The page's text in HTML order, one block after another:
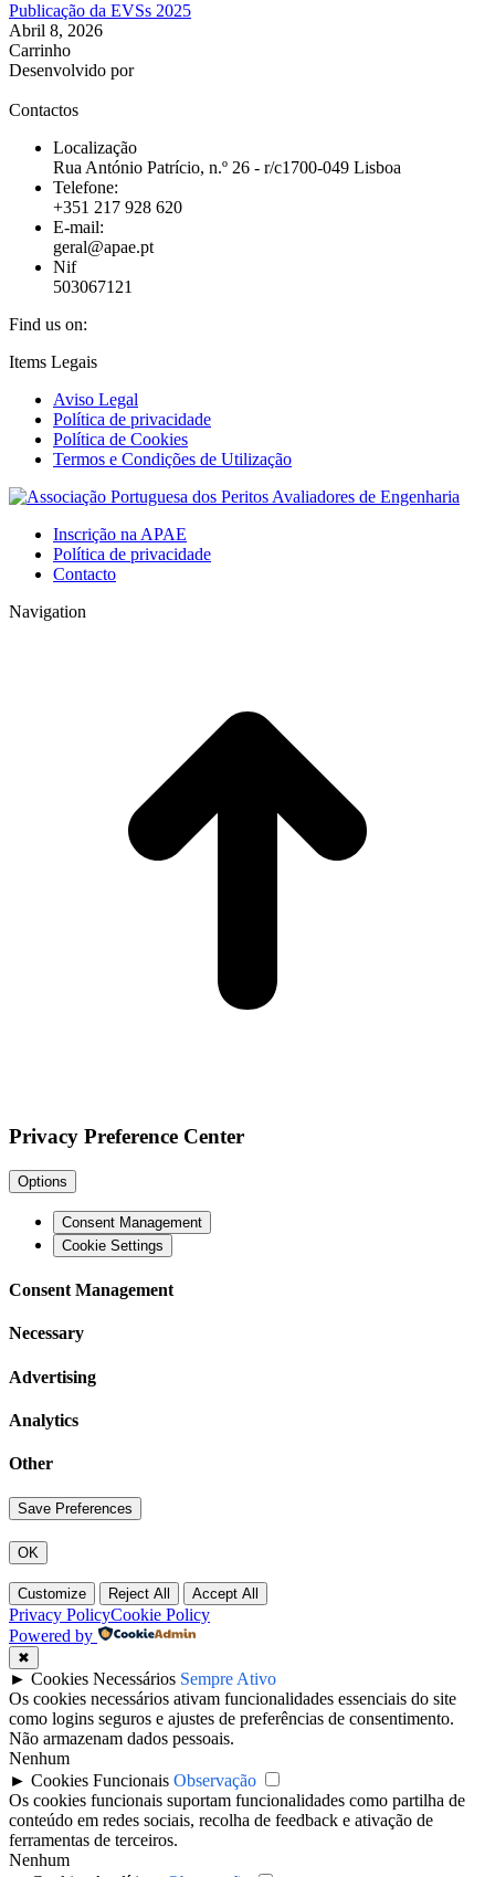
Publicação da EVSs 2025
Abril 8, 2026
Carrinho
Desenvolvido por
Contactos
Localização
Rua António Patrício, n.º 26 - r/c1700-049 Lisboa
Telefone:
+351 217 928 620
E-mail:
geral@apae.pt
Nif
503067121
Find us on:
Facebook
opens
new
window
X
opens
new
window
Skype
opens
new
window
Mail
opens
new
window
Website
opens
new
window
Items Legais
Aviso Legal
Política de privacidade
Política de Cookies
Termos e Condições de Utilização
Inscrição na APAE
Política de privacidade
Contacto
Navigation
Privacy Preference Center
Options
Consent Management
Cookie Settings
Consent Management
Necessary
Advertising
Analytics
Other
OK
Customize Reject All Accept All
Privacy PolicyCookie Policy
Powered by
✖
► Cookies Necessários Sempre Ativo
Os cookies necessários ativam funcionalidades essenciais do site
como logins seguros e ajustes de preferências de consentimento.
Não armazenam dados pessoais.
Nenhum
► Cookies Funcionais Observação
Os cookies funcionais suportam funcionalidades como partilha de
conteúdo em redes sociais, recolha de feedback e ativação de
ferramentas de terceiros.
Nenhum